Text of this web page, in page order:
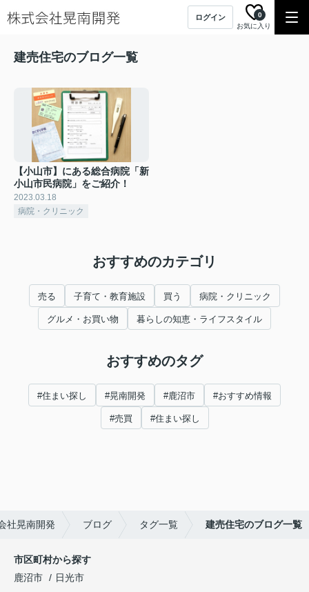
ログイン
お気に入り
0
建売住宅のブログ一覧
【小山市】にある総合病院「新
小山市民病院」をご紹介！
2023.03.18
病院・クリニック
おすすめのカテゴリ
売る 子育て・教育施設 買う 病院・クリニック
グルメ・お買い物 暮らしの知恵・ライフスタイル
おすすめのタグ
#住まい探し #晃南開発 #鹿沼市 #おすすめ情報
#売買 #住まい探し
社晃南開発 ブログ タグ一覧 建売住宅のブログ一覧
市区町村から探す
鹿沼市
日光市